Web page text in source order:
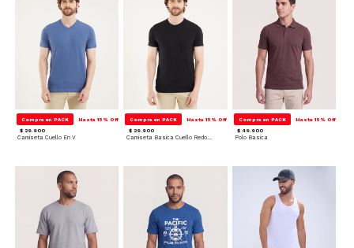
Compra en PACK Hasta 15% Off
$ 29.900
Camiseta Cuello En V
Compra en PACK Hasta 15% Off
$ 29.900
Camiseta Basica Cuello Redondo
Compra en PACK Hasta 15% Off
$ 49.900
Polo Basica